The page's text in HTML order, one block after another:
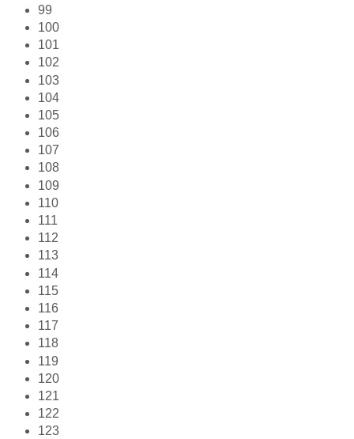
99
100
101
102
103
104
105
106
107
108
109
110
111
112
113
114
115
116
117
118
119
120
121
122
123